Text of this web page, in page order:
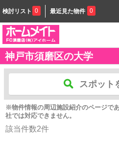
検討リスト 0 最近見た物件 0
神戸市須磨区の大学
スポット
※物件情報の周辺施設紹介のページで
社では対応できません。
該当件数2件